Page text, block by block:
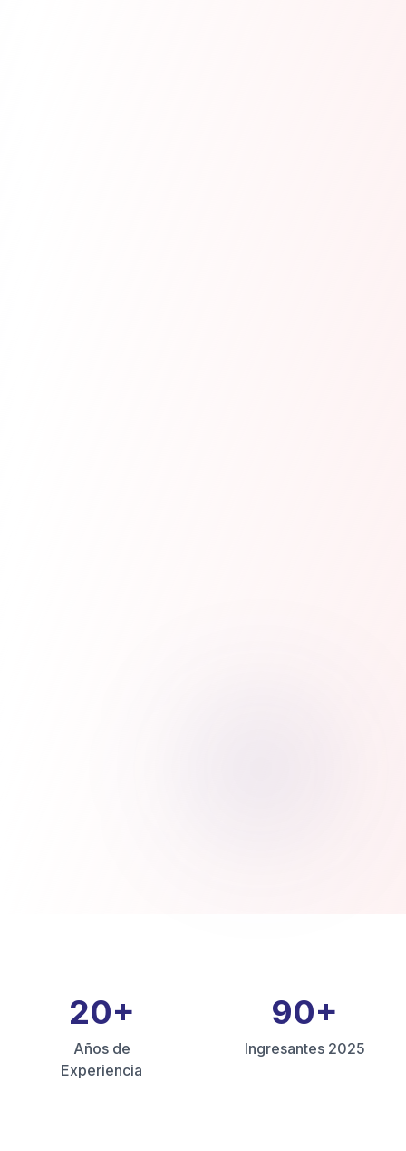
20+
Años de
Experiencia
90+
Ingresantes 2025